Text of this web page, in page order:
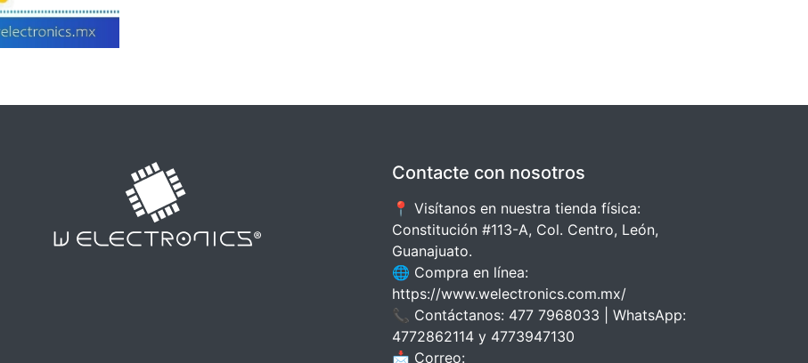
Contacte con nosotros
📍 Visítanos en nuestra tienda física:
Constitución #113-A, Col. Centro, León,
Guanajuato.
🌐 Compra en línea:
https://www.welectronics.com.mx/
📞 Contáctanos: 477 7968033 | WhatsApp:
4772862114 y 4773947130
📩 Correo: